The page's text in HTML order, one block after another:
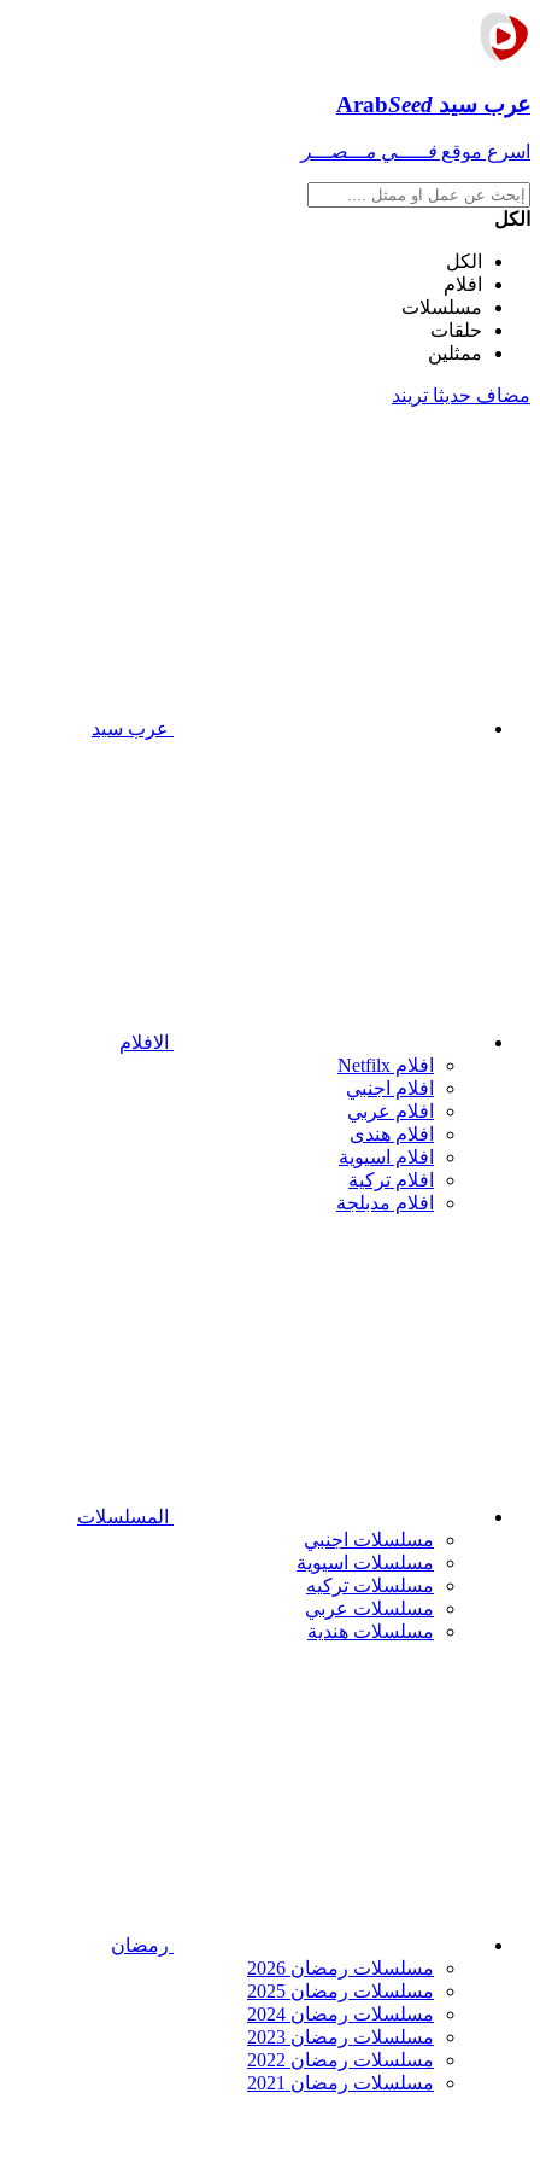
عرب سيد ArabSeed
اسرع موقع فـــــي مـــصـــر
الكل
الكل
افلام
مسلسلات
حلقات
ممثلين
مضاف حديثا تريند
عرب سيد
الافلام
افلام Netfilx
افلام اجنبي
افلام عربي
افلام هندى
افلام اسيوية
افلام تركية
افلام مدبلجة
المسلسلات
مسلسلات اجنبي
مسلسلات اسيوية
مسلسلات تركيه
مسلسلات عربي
مسلسلات هندية
رمضان
مسلسلات رمضان 2026
مسلسلات رمضان 2025
مسلسلات رمضان 2024
مسلسلات رمضان 2023
مسلسلات رمضان 2022
مسلسلات رمضان 2021